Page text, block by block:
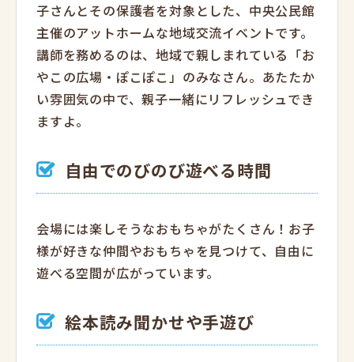
子さんとその保護者を対象とした、中央公民館
主催のアットホームな地域交流イベントです。
講師を務めるのは、地域で親しまれている「お
やこの広場・ぽこぽこ」のみなさん。あたたか
い雰囲気の中で、親子一緒にリフレッシュでき
ますよ。
自由でのびのび遊べる時間
会場には楽しそうなおもちゃがたくさん！お子
様が好きな仲間やおもちゃを見つけて、自由に
遊べる空間が広がっています。
絵本読み聞かせや手遊び